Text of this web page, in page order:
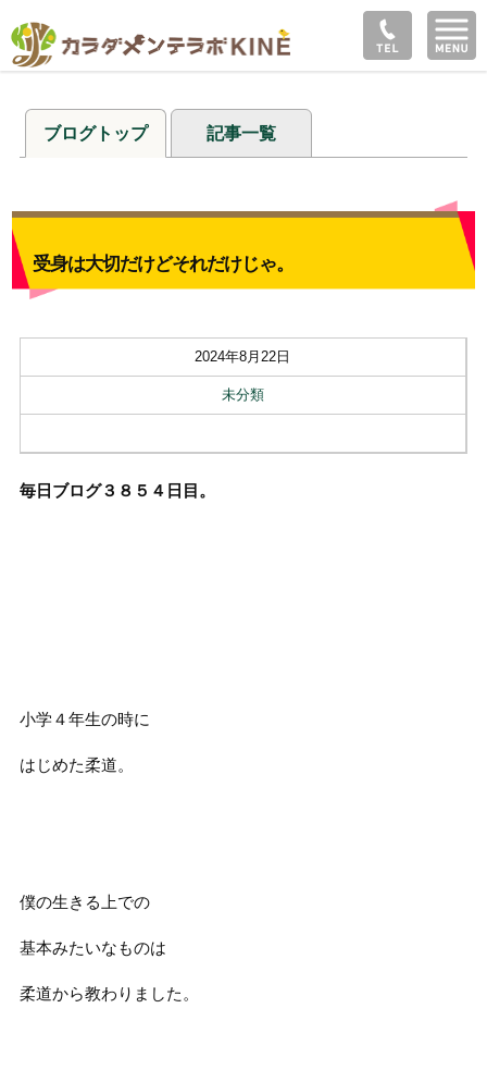
ブログトップ 記事一覧
受身は大切だけどそれだけじゃ。
2024年8月22日
未分類
毎日ブログ３８５４ 日目。
小学４年生の時に
はじめた柔道。
僕の生きる上での
基本みたいなものは
柔道から教わりました。